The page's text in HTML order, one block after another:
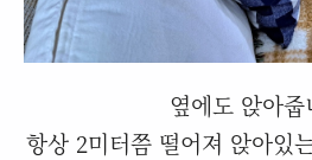
옆에도 앉아줍
항상 2미터쯤 떨어져 앉아있